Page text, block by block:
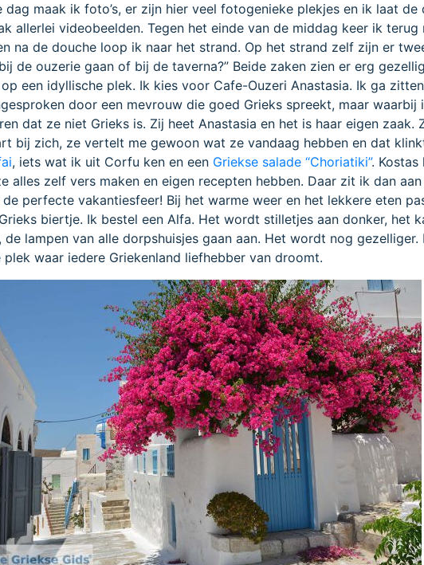
dag maak ik foto’s, er zijn hier veel fotogenieke plekjes en ik laat de
allerlei videobeelden. Tegen het einde van de middag keer ik terug
na de douche loop ik naar het strand. Op het strand zelf zijn er
de ouzerie gaan of bij de taverna?” Beide zaken zien er erg
een idyllische plek. Ik kies voor Cafe-Ouzeri Anastasia. Ik ga
door een mevrouw die goed Grieks spreekt, maar waarbij
dat ze niet Grieks is. Zij heet Anastasia en het is haar eigen zaak.
bij zich, ze vertelt me gewoon wat ze vandaag hebben en dat
, iets wat ik uit Corfu ken en een Griekse salade “Choriatiki”.
alles zelf vers maken en eigen recepten hebben. Daar zit ik dan
perfecte vakantiesfeer! Bij het warme weer en het lekkere eten
biertje. Ik bestel een Alfa. Het wordt stilletjes aan donker, het
lampen van alle dorpshuisjes gaan aan. Het wordt nog gezelliger.
plek waar iedere Griekenland liefhebber van droomt.